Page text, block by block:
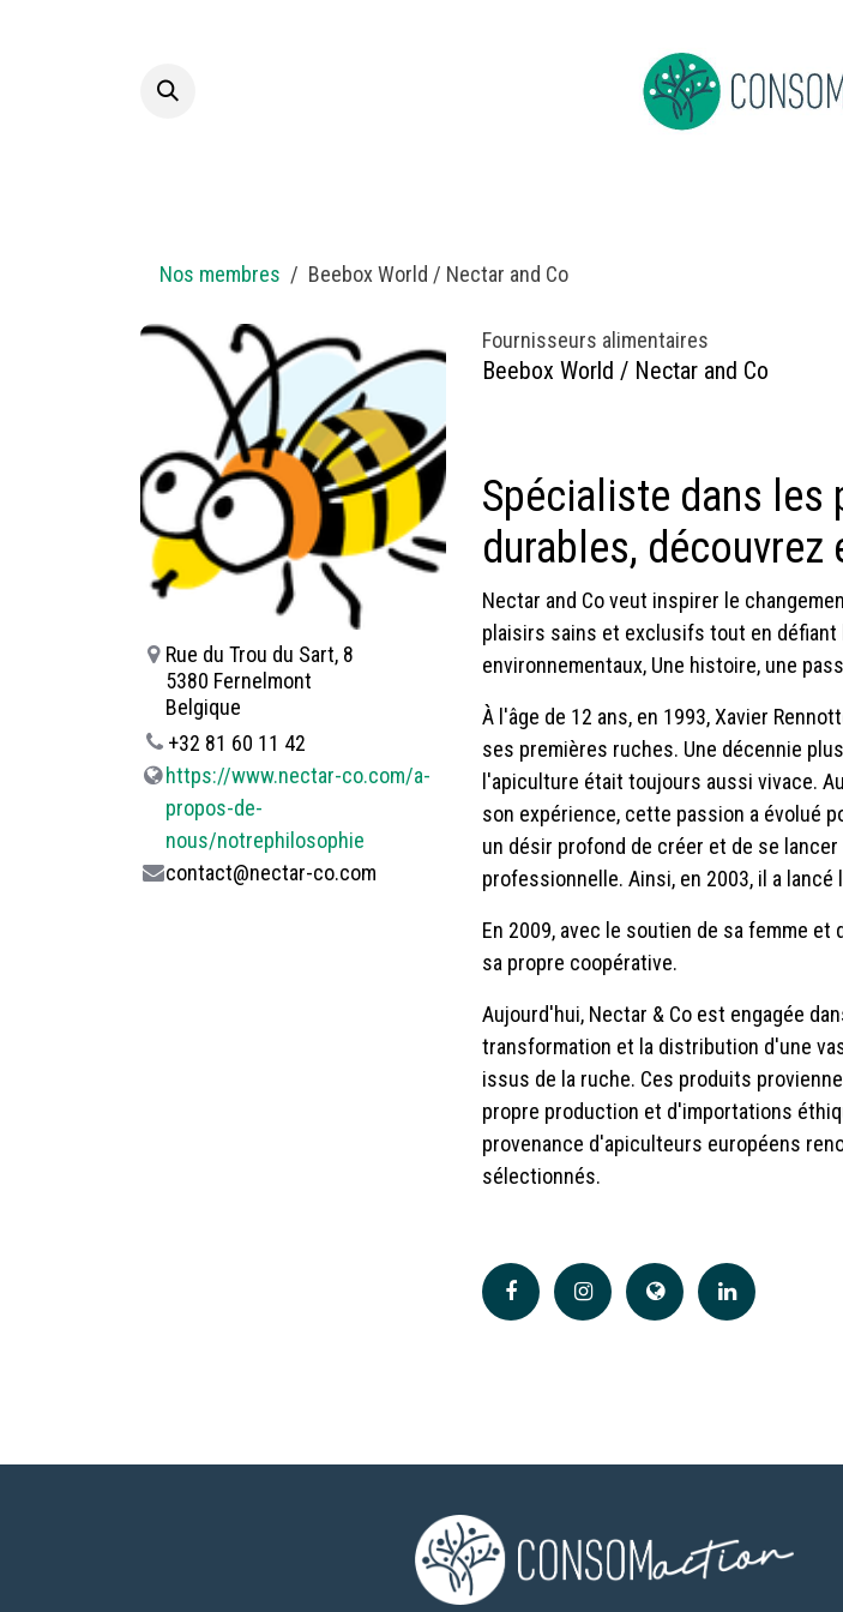
Nos membres Beebox World / Nectar and Co
Rue du Trou du Sart, 8
5380 Fernelmont
Belgique
+32 81 60 11 42
https://www.nectar-co.com/a-
propos-de-
nous/notrephilosophie
contact@nectar-co.com
Fournisseurs alimentaires
Beebox World / Nectar and Co
Spécialiste dans les
durables, découvrez
Nectar and Co veut inspirer le
plaisirs sains et exclusifs tout en défiant
environnementaux, Une histoire, une
À l'âge de 12 ans, en 1993, Xavier
ses premières ruches. Une décennie
l'apiculture était toujours aussi vivace.
son expérience, cette passion a évolué
un désir profond de créer et de se
professionnelle. Ainsi, en 2003, il a lancé
En 2009, avec le soutien de sa femme et
sa propre coopérative.
Aujourd'hui, Nectar & Co est engagée
transformation et la distribution d'une
issus de la ruche. Ces produits
propre production et d'importations
provenance d'apiculteurs européens
sélectionnés.